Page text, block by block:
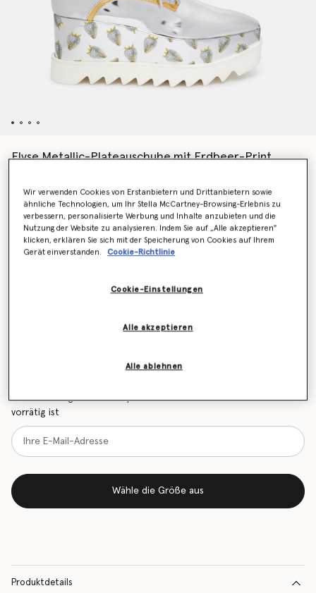
Elyse Metallic-Plateauschuhe mit Erdbeer-Print
Farbe Silber/Gold
Wähle die Größe aus (Italian)
Erfahren Sie als Erstes, wenn der Artikel wieder auf
Benachrichtigen Sie mich per E-Mail, wenn das Modell wieder
vorrätig ist
Wähle die Größe aus
Produktdetails
Wir verwenden Cookies von Erstanbietern und Drittanbietern sowie
ähnliche Technologien, um Ihr Stella McCartney-Browsing-Erlebnis zu
verbessern, personalisierte Werbung und Inhalte anzubieten und die
Nutzung der Website zu analysieren. Indem Sie auf „Alle akzeptieren"
klicken, erklären Sie sich mit der Speicherung von Cookies auf Ihrem
Gerät einverstanden.
Cookie-Richtlinie
Cookie-Einstellungen
Alle ablehnen
Alle akzeptieren